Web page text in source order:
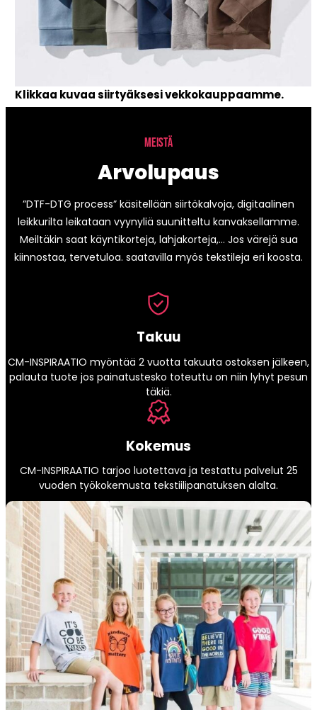
Klikkaa kuvaa siirtyäksesi vekkokauppaamme.
MEISTÄ
Arvolupaus
”DTF-DTG process” käsitellään siirtökalvoja, digitaalinen
leikkurilta leikataan vyynyliä suunitteltu kanvaksellamme.
Meiltäkin saat käyntikorteja, lahjakorteja,… Jos värejä sua
kiinnostaa, tervetuloa. saatavilla myös tekstileja eri koosta.
Takuu
CM-INSPIRAATIO myöntää 2 vuotta takuuta ostoksen jälkeen,
palauta tuote jos painatustesko toteuttu on niin lyhyt pesun
täkiä.
Kokemus
CM-INSPIRAATIO tarjoo luotettava ja testattu palvelut 25
vuoden työkokemusta tekstiilipanatuksen alalta.